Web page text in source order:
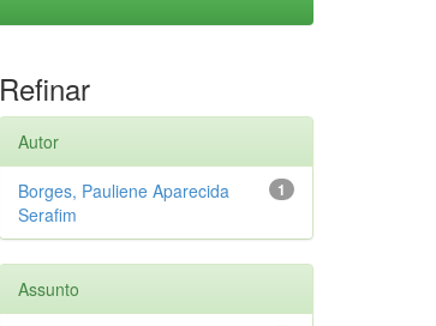
Refinar
Autor
1
Borges, Pauliene Aparecida
Serafim
Assunto